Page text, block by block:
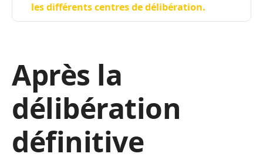
les différents centres de délibération.
Après la
délibération
définitive